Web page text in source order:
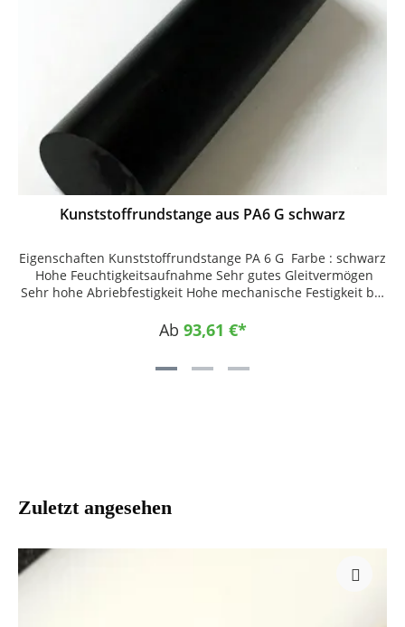
Kunststoffrundstange aus PA6 G schwarz
Eigenschaften Kunststoffrundstange PA 6 G Farbe : schwarz
Hohe Feuchtigkeitsaufnahme Sehr gutes Gleitvermögen
Sehr hohe Abriebfestigkeit Hohe mechanische Festigkeit bei
Maschinenbau Offshore Fahrzeugbau
Lebensmittelindustrie
Ab 93,61 €*
Zuletzt angesehen